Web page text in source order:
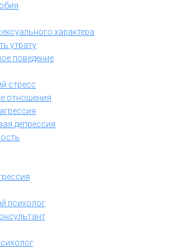
характера
утрату
поведение
стресс
отношения
депрессия
психолог